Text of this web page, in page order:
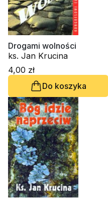
Drogami wolności
ks. Jan Krucina
4,00 zł
Do koszyka